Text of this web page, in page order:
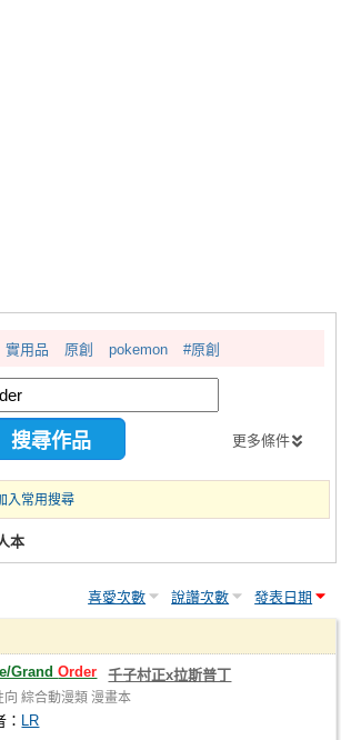
區
實用品 原創 pokemon #原創
更多條件
入常用搜尋
本
喜愛次數 說讚次數 發表日期
GrandOrder 千子村正x拉斯普丁
向 綜合動漫類 漫畫本
： LR